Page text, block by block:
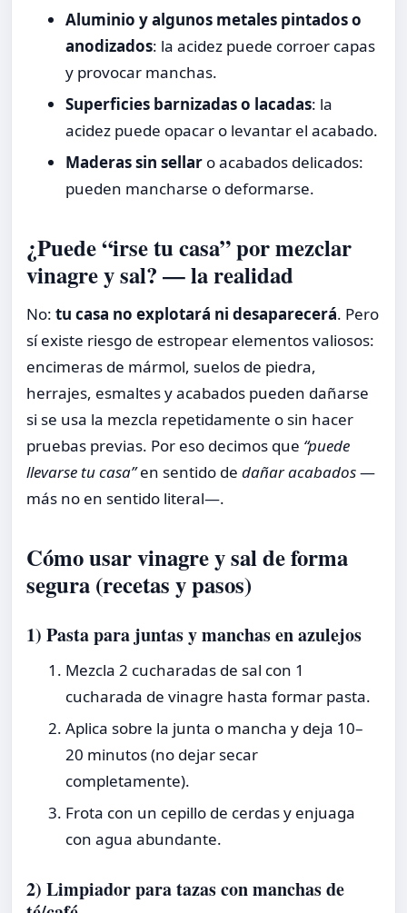
Aluminio y algunos metales pintados o
anodizados: la acidez puede corroer capas
y provocar manchas.
Superficies barnizadas o lacadas: la
acidez puede opacar o levantar el acabado.
Maderas sin sellaro acabados delicados:
pueden mancharse o deformarse.
¿Puede “irse tu casa” por mezclar
vinagre y sal? — la realidad
No: tu casa no explotará ni desaparecerá. Pero
sí existe riesgo de estropear elementos valiosos:
encimeras de mármol, suelos de piedra,
herrajes, esmaltes y acabados pueden dañarse
si se usa la mezcla repetidamente o sin hacer
pruebas previas. Por eso decimos que “puede
llevarse tu casa”en sentido de dañar acabados—
más no en sentido literal—.
Cómo usar vinagre y sal de forma
segura (recetas y pasos)
1) Pasta para juntas y manchas en azulejos
Mezcla 2 cucharadas de sal con 1
cucharada de vinagre hasta formar pasta.
Aplica sobre la junta o mancha y deja 10–
20 minutos (no dejar secar
completamente).
Frota con un cepillo de cerdas y enjuaga
con agua abundante.
2) Limpiador para tazas con manchas de